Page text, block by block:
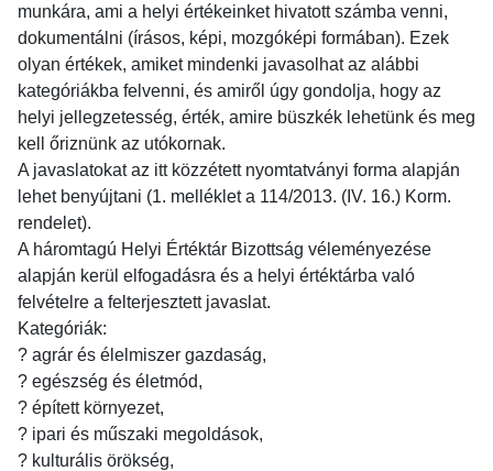
munkára, ami a helyi értékeinket hivatott számba venni,
dokumentálni (írásos, képi, mozgóképi formában). Ezek
olyan értékek, amiket mindenki javasolhat az alábbi
kategóriákba felvenni, és amiről úgy gondolja, hogy az
helyi jellegzetesség, érték, amire büszkék lehetünk és meg
kell őriznünk az utókornak.
A javaslatokat az itt közzétett nyomtatványi forma alapján
lehet benyújtani (1. melléklet a 114/2013. (IV. 16.) Korm.
rendelet).
A háromtagú Helyi Értéktár Bizottság véleményezése
alapján kerül elfogadásra és a helyi értéktárba való
felvételre a felterjesztett javaslat.
Kategóriák:
? agrár és élelmiszer gazdaság,
? egészség és életmód,
? épített környezet,
? ipari és műszaki megoldások,
? kulturális örökség,